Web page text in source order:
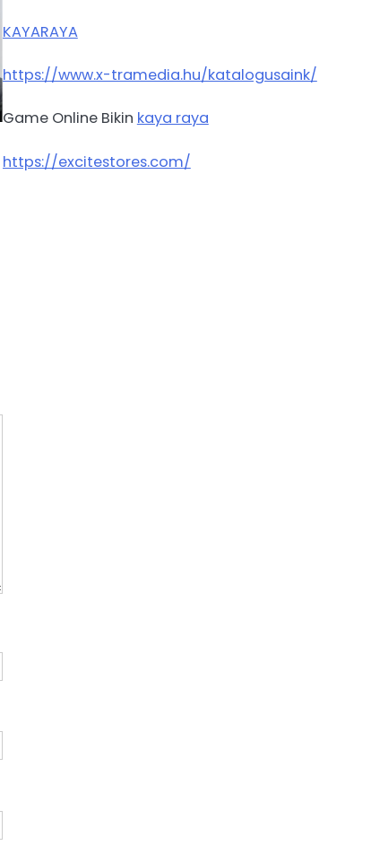
KAYARAYA
https://www.x-tramedia.hu/katalogusaink/
Game Online Bikin kaya raya
https://excitestores.com/